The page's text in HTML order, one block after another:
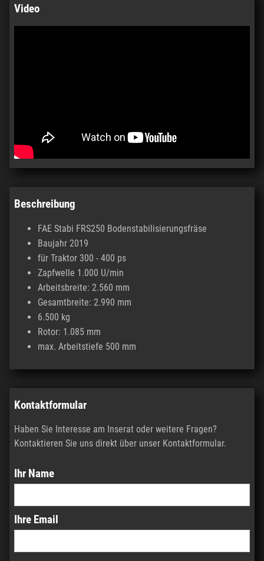
Video
Beschreibung
FAE Stabi FRS250 Bodenstabilisierungsfräse
Baujahr 2019
für Traktor 300 - 400 ps
Zapfwelle 1.000 U/min
Arbeitsbreite: 2.560 mm
Gesamtbreite: 2.990 mm
6.500 kg
Rotor: 1.085 mm
max. Arbeitstiefe 500 mm
Kontaktformular
Haben Sie Interesse am Inserat oder weitere Fragen?
Kontaktieren Sie uns direkt über unser Kontaktformular.
Ihr Name
Ihre Email